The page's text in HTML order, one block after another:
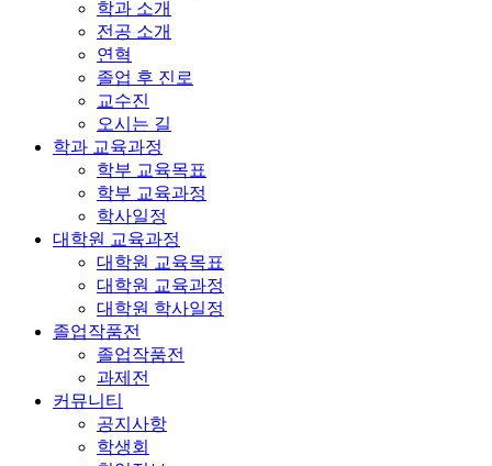
학과 소개
전공 소개
연혁
졸업 후 진로
교수진
오시는 길
학과 교육과정
학부 교육목표
학부 교육과정
학사일정
대학원 교육과정
대학원 교육목표
대학원 교육과정
대학원 학사일정
졸업작품전
졸업작품전
과제전
커뮤니티
공지사항
학생회